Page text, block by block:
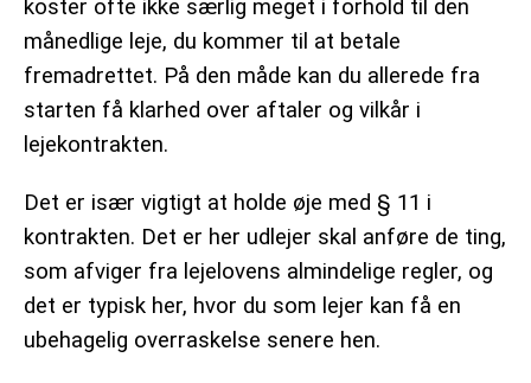
koster ofte ikke særlig meget i forhold til den
månedlige leje, du kommer til at betale
fremadrettet. På den måde kan du allerede fra
starten få klarhed over aftaler og vilkår i
lejekontrakten.
Det er især vigtigt at holde øje med § 11 i
kontrakten. Det er her udlejer skal anføre de ting,
som afviger fra lejelovens almindelige regler, og
det er typisk her, hvor du som lejer kan få en
ubehagelig overraskelse senere hen.